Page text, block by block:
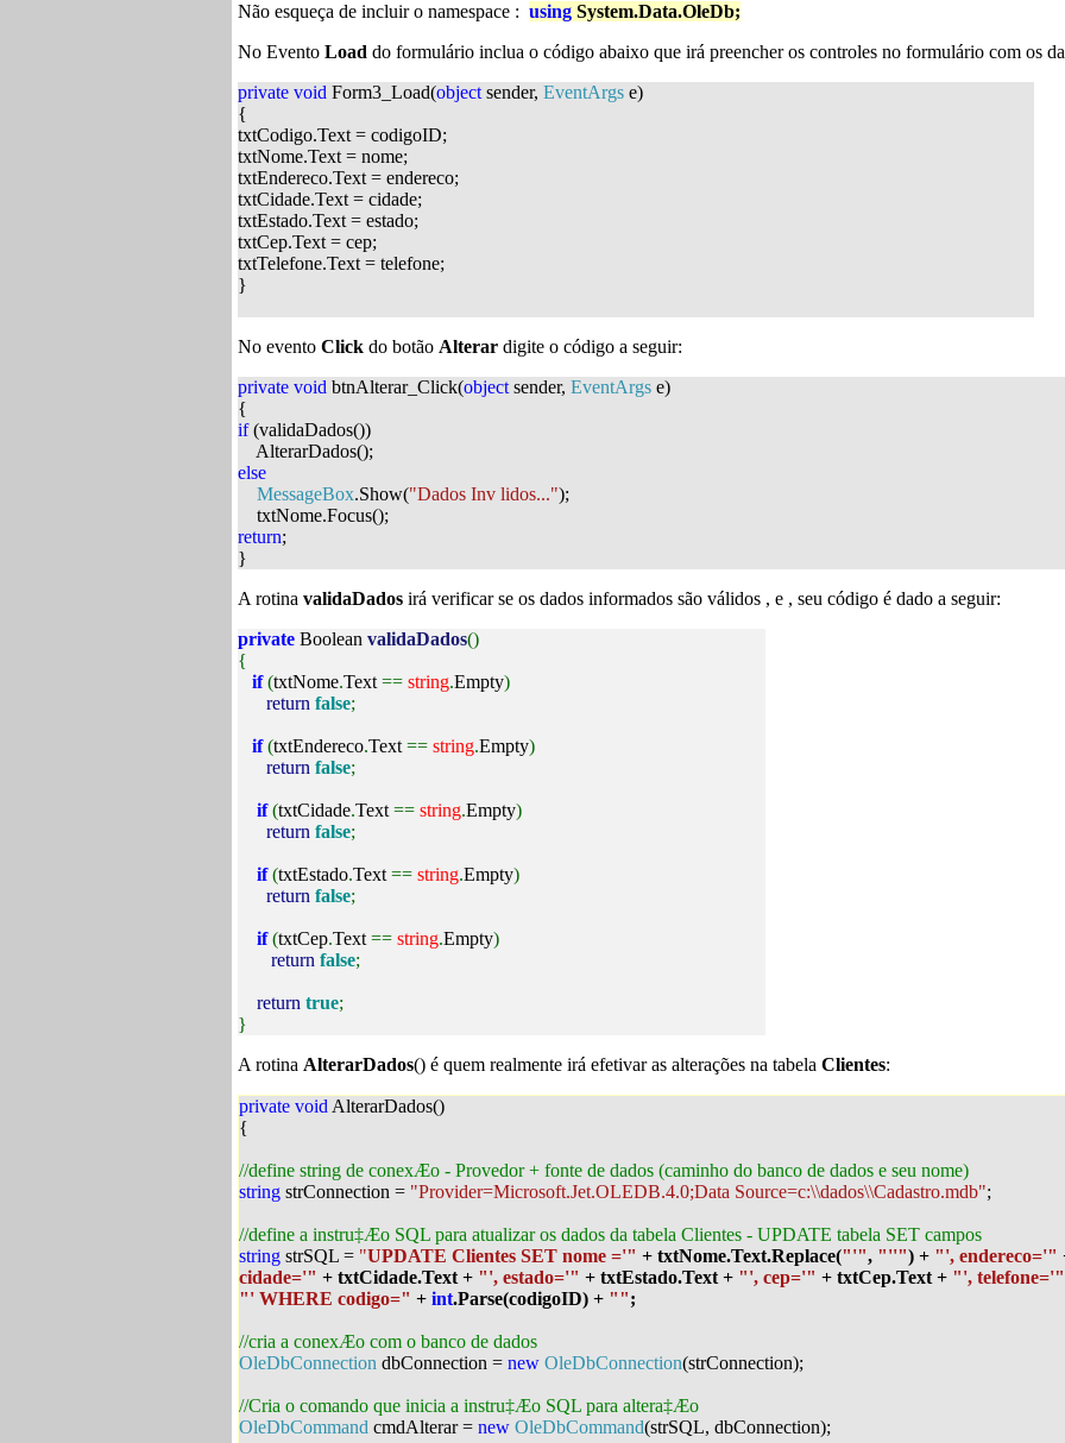
Não esqueça de incluir o namespace : usingSystem.Data.OleDb;
No Evento Load do formulário inclua o código abaixo que irá preencher os controles no formulário com os
private void Form3_Load(objectsender, EventArgse)
{
txtCodigo.Text = codigoID;
txtNome.Text = nome;
txtEndereco.Text = endereco;
txtCidade.Text = cidade;
txtEstado.Text = estado;
txtCep.Text = cep;
txtTelefone.Text = telefone;
}
No evento Clickdo botão Alterardigite o código a seguir:
private void btnAlterar_Click(objectsender, EventArgse)
{
if(validaDados())
AlterarDados();
else
MessageBox.Show("Dados Inv lidos...");
txtNome.Focus();
return;
}
A rotina validaDadosirá verificar se os dados informados são válidos , e , seu código é dado a seguir:
private Boolean validaDados()
{
if(txtNome.Text == string.Empty)
return false;
if(txtEndereco.Text == string.Empty)
return false;
if(txtCidade.Text == string.Empty)
return false;
if(txtEstado.Text == string.Empty)
return false;
if(txtCep.Text == string.Empty)
return false;
return true;
}
A rotina AlterarDados() é quem realmente irá efetivar as alterações na tabela Clientes:
private void AlterarDados()
{
//define string de conexÆo - Provedor + fonte de dados (caminho do banco de dados e seu nome)
stringstrConnection = "Provider=Microsoft.Jet.OLEDB.4.0;Data Source=c:\\dados\\Cadastro.mdb";
//define a instru‡Æo SQL para atualizar os dados da tabela Clientes - UPDATE tabela SET campos
stringstrSQL = "UPDATE Clientes SET nome ='" + txtNome.Text.Replace("'", "''") + "', endereco='"
cidade='" + txtCidade.Text + "', estado='" + txtEstado.Text + "', cep='" + txtCep.Text + "', telefone='"
"' WHERE codigo=" + int.Parse(codigoID) + "";
//cria a conexÆo com o banco de dados
OleDbConnection dbConnection = new OleDbConnection(strConnection);
//Cria o comando que inicia a instru‡Æo SQL para altera‡Æo
OleDbCommand cmdAlterar = new OleDbCommand(strSQL, dbConnection);